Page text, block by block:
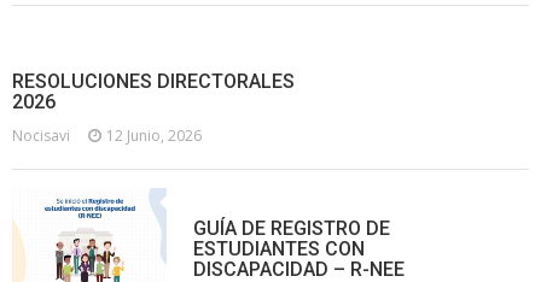
RESOLUCIONES DIRECTORALES
2026
Nocisavi 12 Junio, 2026
GUÍA DE REGISTRO DE
ESTUDIANTES CON
DISCAPACIDAD – R-NEE